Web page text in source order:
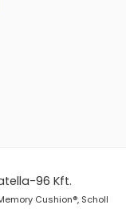
96 Kft.
Cushion®, Scholl